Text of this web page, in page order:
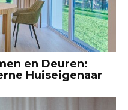
en Deuren:
Huiseigenaar